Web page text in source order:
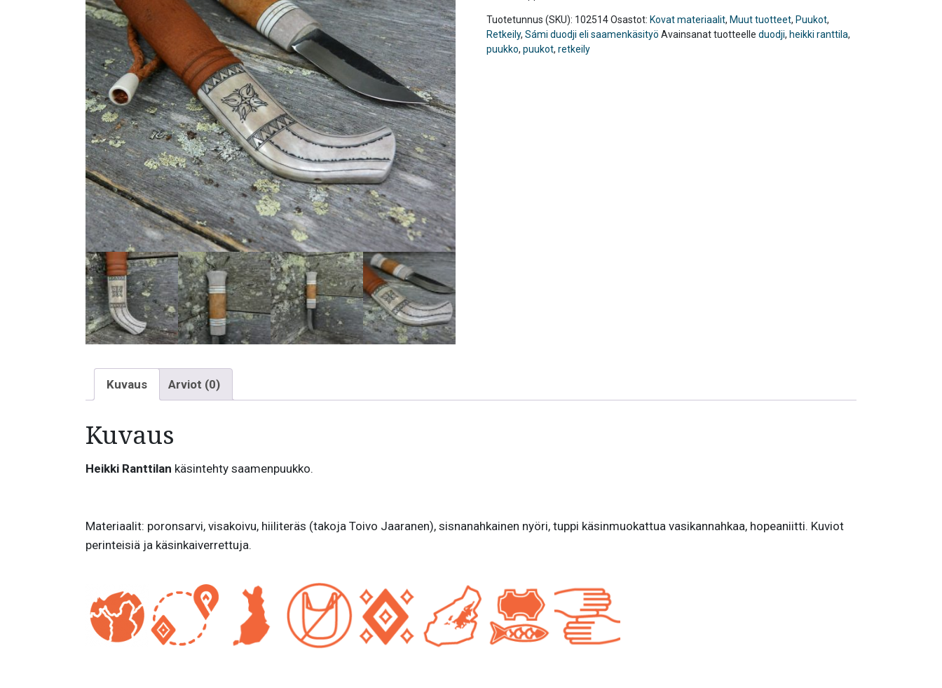
Tuotetunnus (SKU): 102514Osastot: Kovat materiaalit, Muut tuotteet, Puukot,
Retkeily, Sámi duodji eli saamenkäsityö Avainsanat tuotteelle duodji, heikki ranttila,
puukko, puukot, retkeily
Kuvaus Arviot (0)
Kuvaus
Heikki Ranttilan käsintehty saamenpuukko.
Materiaalit: poronsarvi, visakoivu, hiiliteräs (takoja Toivo Jaaranen), sisnanahkainen nyöri, tuppi käsinmuokattua vasikannahkaa, hopeaniitti. Kuviot
perinteisiä ja käsinkaiverrettuja.